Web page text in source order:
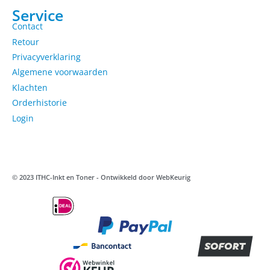
Service
Contact
Retour
Privacyverklaring
Algemene voorwaarden
Klachten
Orderhistorie
Login
© 2023 ITHC-Inkt en Toner - Ontwikkeld door WebKeurig